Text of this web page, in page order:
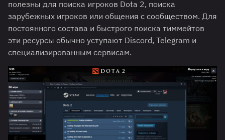
полезны для поиска игроков Dota 2, поиска
зарубежных игроков или общения с сообществом. Для
постоянного состава и быстрого поиска тиммейтов
эти ресурсы обычно уступают Discord, Telegram и
специализированным сервисам.